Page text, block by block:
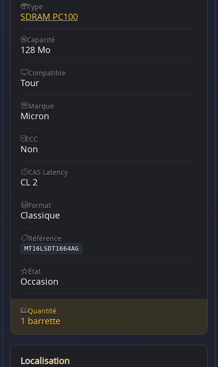
Type
SDRAM PC100
Capacité
128 Mo
Compatible
Tour
Marque
Micron
ECC
Non
CAS Latency
CL 2
Format
Classique
Référence
MT16LSDT1664AG
État
Occasion
Quantité
1 barrette
Localisation